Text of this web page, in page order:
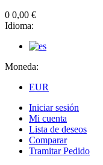
0 0,00 €
Idioma:
Moneda:
EUR
Iniciar sesión
Mi cuenta
Lista de deseos
Comparar
Tramitar Pedido